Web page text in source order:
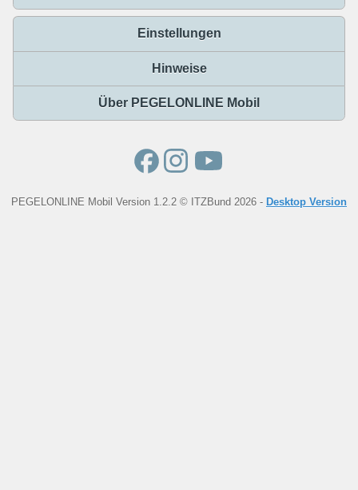
Einstellungen
Hinweise
Über PEGELONLINE Mobil
PEGELONLINE Mobil Version 1.2.2 © ITZBund 2026 - Desktop Version